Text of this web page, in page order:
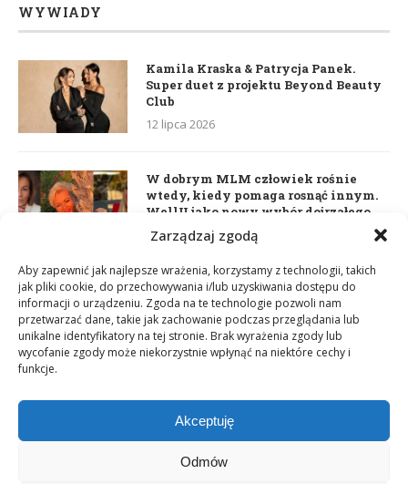
Zarządzaj zgodą
Aby zapewnić jak najlepsze wrażenia, korzystamy z technologii, takich
jak pliki cookie, do przechowywania i/lub uzyskiwania dostępu do
informacji o urządzeniu. Zgoda na te technologie pozwoli nam
przetwarzać dane, takie jak zachowanie podczas przeglądania lub
unikalne identyfikatory na tej stronie. Brak wyrażenia zgody lub
wycofanie zgody może niekorzystnie wpłynąć na niektóre cechy i
funkcje.
Akceptuję
Odmów
WYWIADY
Kamila Kraska & Patrycja Panek.
Super duet z projektu Beyond Beauty
Club
12 lipca 2026
W dobrym MLM człowiek rośnie
wtedy, kiedy pomaga rosnąć innym.
WellU jako nowy wybór dojrzałego
lidera
Daria Dudzik. Kocham Cię
17 kwietnia 2026